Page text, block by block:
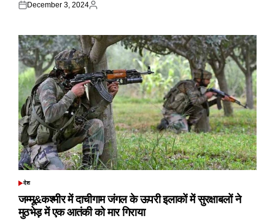
Posted
December 3, 2024
Posted
POSTED
देश
जम्मू&कश्मीर में दाचीगाम जंगल के ऊपरी इलाकों में सुरक्षाबलों ने
मुठभेड़ में एक आतंकी को मार गिराया